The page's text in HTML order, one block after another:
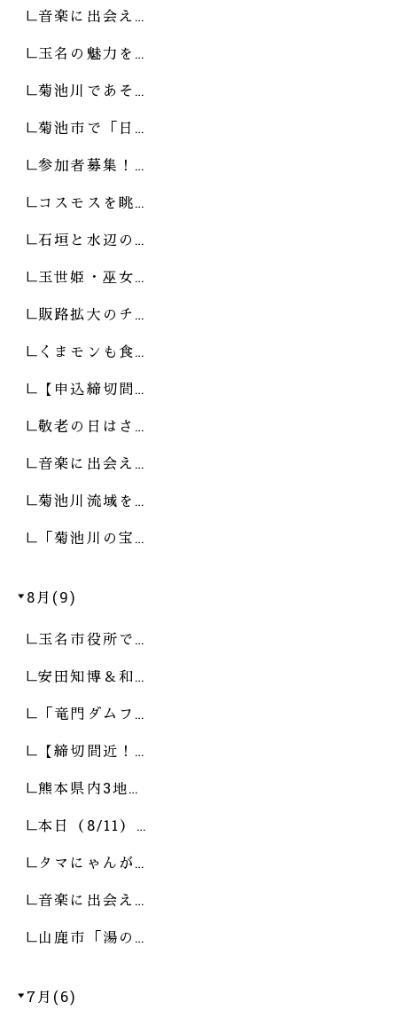
音楽に出会え…
玉名の魅力を…
菊池川であそ…
菊池市で「日…
参加者募集！…
コスモスを眺…
石垣と水辺の…
玉世姫・巫女…
販路拡大のチ…
くまモンも食…
【申込締切間…
敬老の日はさ…
音楽に出会え…
菊池川流域を…
「菊池川の宝…
8月(9)
玉名市役所で…
安田知博＆和…
「竜門ダムフ…
【締切間近！…
熊本県内3地…
本日（8/11）…
タマにゃんが…
音楽に出会え…
山鹿市「湯の…
7月(6)